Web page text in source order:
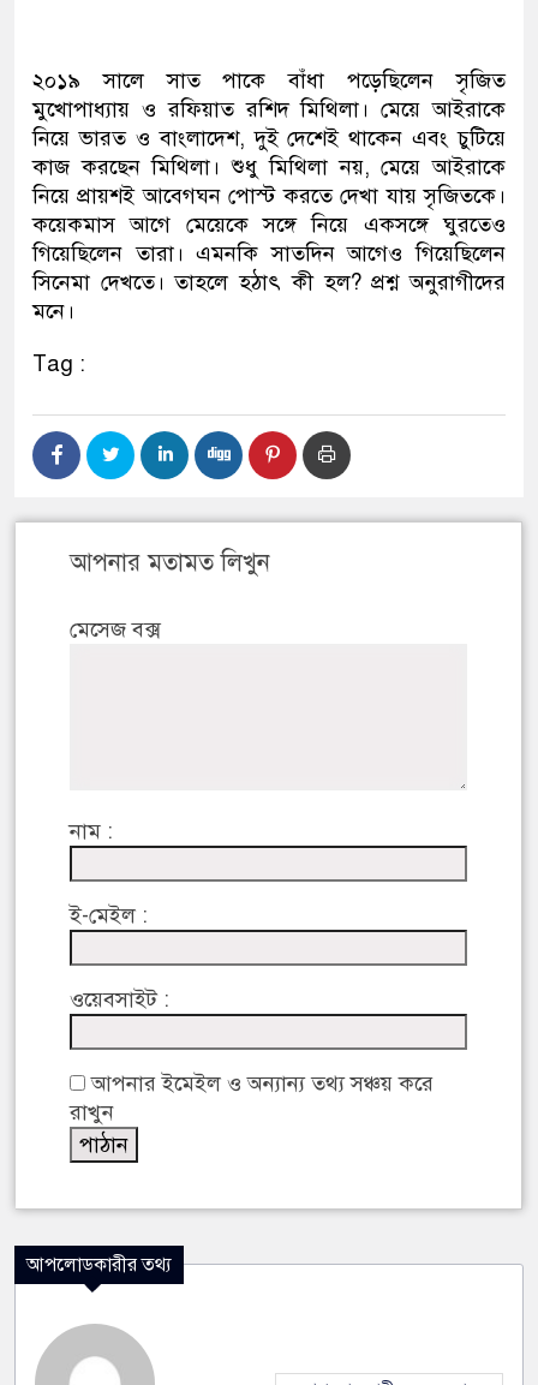
২০১৯ সালে সাত পাকে বাঁধা পড়েছিলেন সৃজিত
মুখোপাধ্যায় ও রফিয়াত রশিদ মিথিলা। মেয়ে আইরাকে
নিয়ে ভারত ও বাংলাদেশ, দুই দেশেই থাকেন এবং চুটিয়ে
কাজ করছেন মিথিলা। শুধু মিথিলা নয়, মেয়ে আইরাকে
নিয়ে প্রায়শই আবেগঘন পোস্ট করতে দেখা যায় সৃজিতকে।
কয়েকমাস আগে মেয়েকে সঙ্গে নিয়ে একসঙ্গে ঘুরতেও
গিয়েছিলেন তারা। এমনকি সাতদিন আগেও গিয়েছিলেন
সিনেমা দেখতে। তাহলে হঠাৎ কী হল? প্রশ্ন অনুরাগীদের
মনে।
Tag :
আপনার মতামত লিখুন
মেসেজ বক্স
নাম :
ই-মেইল :
ওয়েবসাইট :
আপনার ইমেইল ও অন্যান্য তথ্য সঞ্চয় করে
রাখুন
আপলোডকারীর তথ্য